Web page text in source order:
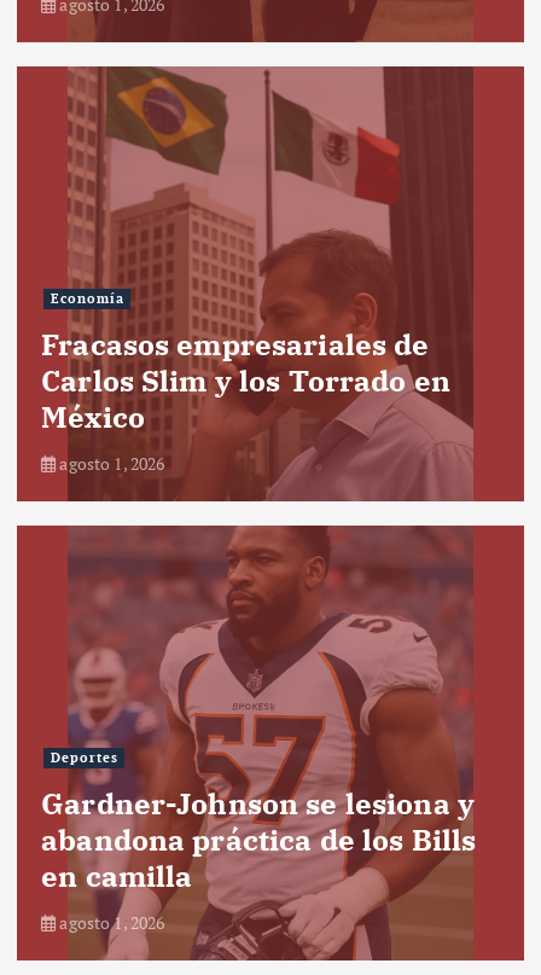
Economía
Fracasos empresariales de
Carlos Slim y los Torrado en
México
agosto 1, 2026
Deportes
Gardner-Johnson se lesiona y
abandona práctica de los Bills
en camilla
agosto 1, 2026